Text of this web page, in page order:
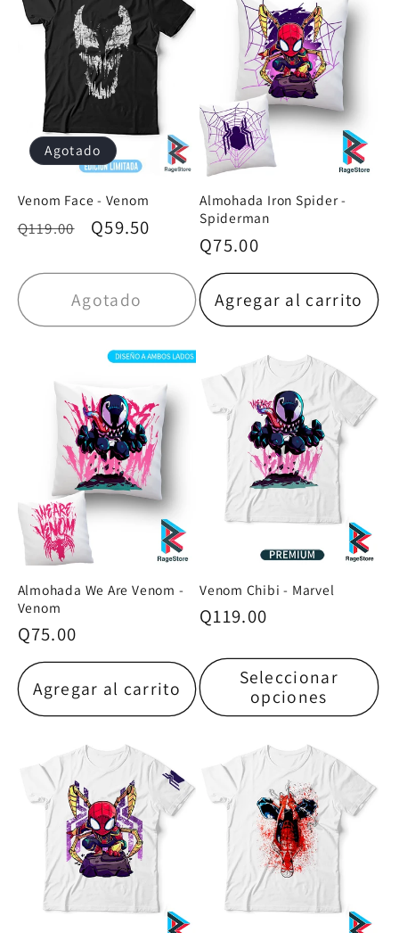
Agotado
Venom Face - Venom
Precio
Q119.00
Precio
oferta
Q59.50
Agotado
Almohada Iron Spider -
Spiderman
Precio
habitual
Q75.00
Agregar al carrito
Almohada We Are Venom -
Venom
Precio
habitual
Q75.00
Agregar al carrito
Venom Chibi - Marvel
Precio
Q119.00
Seleccionar
opciones